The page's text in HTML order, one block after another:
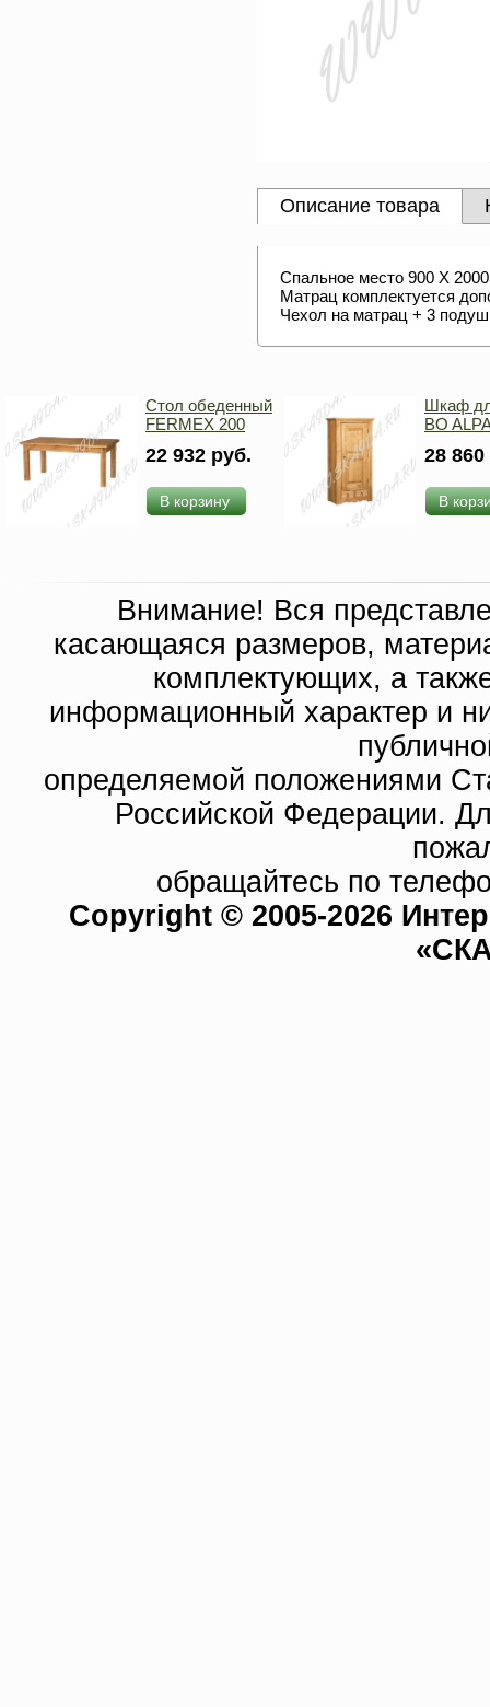
Описание товара
Спальное место 900 Х 2000
Матрац комплектуется
Чехол на матрац + 3
Стол обеденный
FERMEX 200
22 932 руб.
В корзину
Шкаф
BO
28
В
Внимание! Вся
касающаяся размеров,
комплектующих, а
информационный характер и
определяемой положениями
Российской Федерации.
обращайтесь по
Copyright © 2005-2026